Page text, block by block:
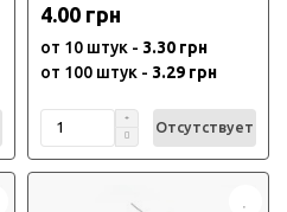
4.00 грн
от 10 штук - 3.30 грн
от 100 штук - 3.29 грн
Отсутствует